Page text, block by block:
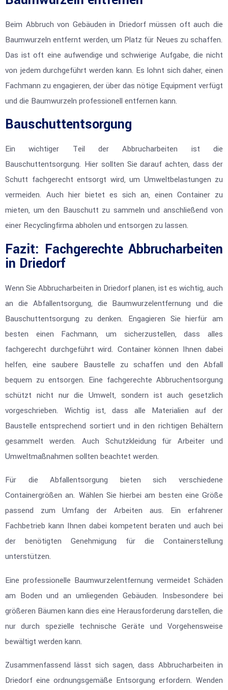
Beim Abbruch von Gebäuden in Driedorf müssen oft auch die
Baumwurzeln entfernt werden, um Platz für Neues zu schaffen.
Das ist oft eine aufwendige und schwierige Aufgabe, die nicht
von jedem durchgeführt werden kann. Es lohnt sich daher, einen
Fachmann zu engagieren, der über das nötige Equipment verfügt
und die Baumwurzeln professionell entfernen kann.
Bauschuttentsorgung
Ein wichtiger Teil der Abbrucharbeiten ist die
Bauschuttentsorgung. Hier sollten Sie darauf achten, dass der
Schutt fachgerecht entsorgt wird, um Umweltbelastungen zu
vermeiden. Auch hier bietet es sich an, einen Container zu
mieten, um den Bauschutt zu sammeln und anschließend von
einer Recyclingfirma abholen und entsorgen zu lassen.
Fazit: Fachgerechte Abbrucharbeiten
in Driedorf
Wenn Sie Abbrucharbeiten in Driedorf planen, ist es wichtig, auch
an die Abfallentsorgung, die Baumwurzelentfernung und die
Bauschuttentsorgung zu denken. Engagieren Sie hierfür am
besten einen Fachmann, um sicherzustellen, dass alles
fachgerecht durchgeführt wird. Container können Ihnen dabei
helfen, eine saubere Baustelle zu schaffen und den Abfall
bequem zu entsorgen. Eine fachgerechte Abbruchentsorgung
schützt nicht nur die Umwelt, sondern ist auch gesetzlich
vorgeschrieben. Wichtig ist, dass alle Materialien auf der
Baustelle entsprechend sortiert und in den richtigen Behältern
gesammelt werden. Auch Schutzkleidung für Arbeiter und
Umweltmaßnahmen sollten beachtet werden.
Für die Abfallentsorgung bieten sich verschiedene
Containergrößen an. Wählen Sie hierbei am besten eine Größe
passend zum Umfang der Arbeiten aus. Ein erfahrener
Fachbetrieb kann Ihnen dabei kompetent beraten und auch bei
der benötigten Genehmigung für die Containerstellung
unterstützen.
Eine professionelle Baumwurzelentfernung vermeidet Schäden
am Boden und an umliegenden Gebäuden. Insbesondere bei
größeren Bäumen kann dies eine Herausforderung darstellen, die
nur durch spezielle technische Geräte und Vorgehensweise
bewältigt werden kann.
Zusammenfassend lässt sich sagen, dass Abbrucharbeiten in
Driedorf eine ordnungsgemäße Entsorgung erfordern. Wenden